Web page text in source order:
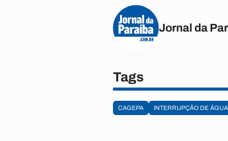
Jornal da
Tags
CAGEPA INTERRUPÇÃO DE ÁGUA